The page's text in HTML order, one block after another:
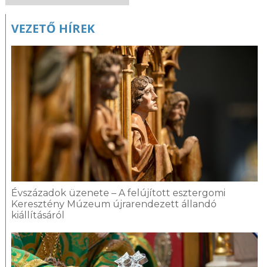
VEZETŐ HÍREK
Évszázadok üzenete – A felújított esztergomi
Keresztény Múzeum újrarendezett állandó
kiállításáról